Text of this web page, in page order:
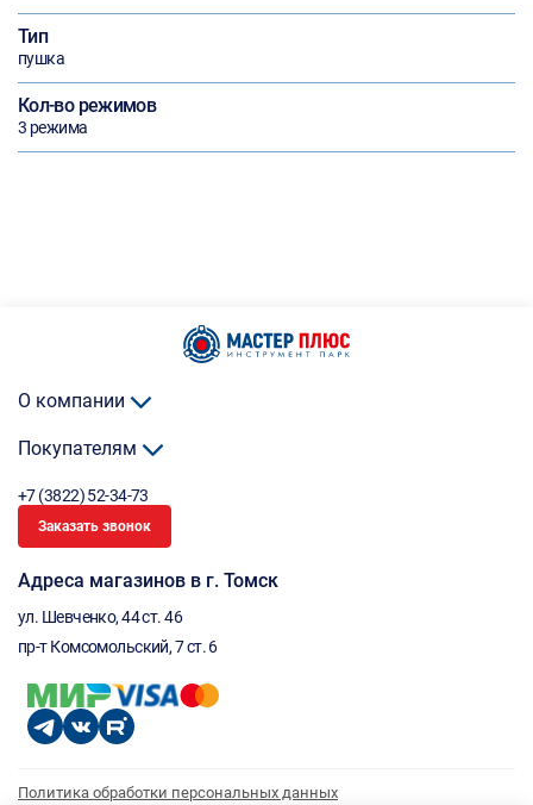
Тип
пушка
Кол-во режимов
3 режима
О компании
Покупателям
+7 (3822) 52-34-73
Заказать звонок
Адреса магазинов в г. Томск
ул. Шевченко, 44 ст. 46
пр-т Комсомольский, 7 ст. 6
Политика обработки персональных данных